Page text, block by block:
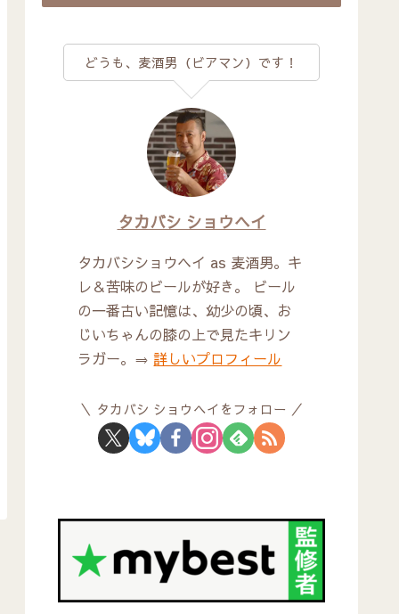
どうも、麦酒男（ビアマン）です！
タカバシ ショウヘイ
タカバシショウヘイ as 麦酒男。キ
レ＆苦味のビールが好き。 ビール
の一番古い記憶は、幼少の頃、お
じいちゃんの膝の上で見たキリン
ラガー。⇒詳しいプロフィール
タカバシ ショウヘイをフォロー